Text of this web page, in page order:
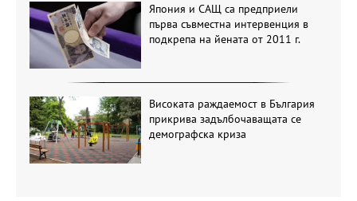
Япония и САЩ са предприели
първа съвместна интервенция в
подкрепа на йената от 2011 г.
Високата раждаемост в България
прикрива задълбочаващата се
демографска криза